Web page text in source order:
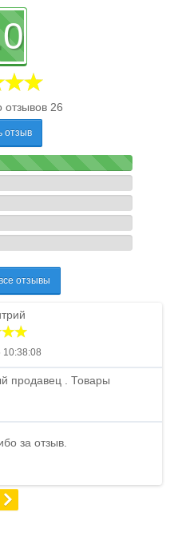
отзывов 26
отзыв
отзывы
10:38:08
продавец . Товары
за отзыв.